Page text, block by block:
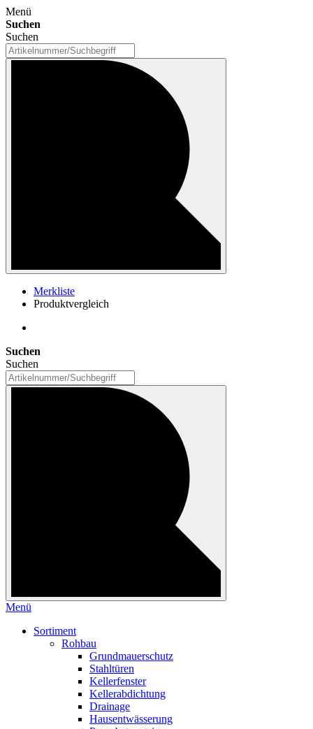
Menü
Suchen
Suchen
Merkliste
Produktvergleich
Suchen
Suchen
Menü
Sortiment
Rohbau
Grundmauerschutz
Stahltüren
Kellerfenster
Kellerabdichtung
Drainage
Hausentwässerung